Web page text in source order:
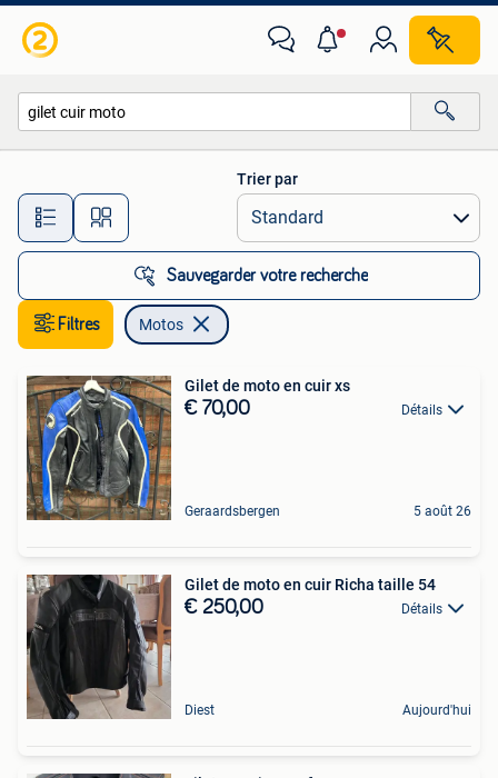
Toutes les distances…
Trier par
Sauvegarder votre recherche
Filtres Motos
Gilet de moto en cuir xs
€ 70,00 Détails
Geraardsbergen 5 août 26
Gilet de moto en cuir Richa taille 54
€ 250,00 Détails
Diest Aujourd'hui